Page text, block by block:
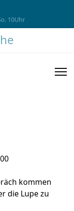
10Uhr
kommen
die Lupe zu